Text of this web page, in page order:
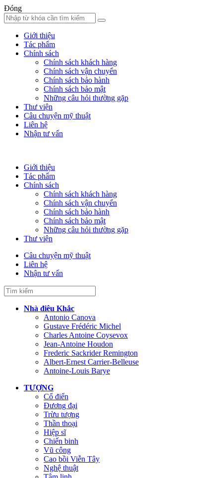
Đóng
Giới thiệu
Tác phẩm
Chính sách
Chính sách khách hàng
Chính sách vận chuyển
Chính sách bảo hành
Chính sách bảo mật
Những câu hỏi thường gặp
Thư viện
Câu chuyện mỹ thuật
Liên hệ
Nhận tư vấn
Giới thiệu
Tác phẩm
Chính sách
Chính sách khách hàng
Chính sách vận chuyển
Chính sách bảo hành
Chính sách bảo mật
Những câu hỏi thường gặp
Thư viện
Câu chuyện mỹ thuật
Liên hệ
Nhận tư vấn
Nhà điêu Khắc
Antonio Canova
Gustave Frédéric Michel
Charles Antoine Coysevox
Jean-Antoine Houdon
Frederic Sackrider Remington
Albert-Ernest Carrier-Belleuse
Antoine-Louis Barye
TƯỢNG
Cổ điển
Đương đại
Trừu tượng
Thần thoại
Hiệp sĩ
Chiến binh
Vũ công
Cao bồi Viễn Tây
Nghệ thuật